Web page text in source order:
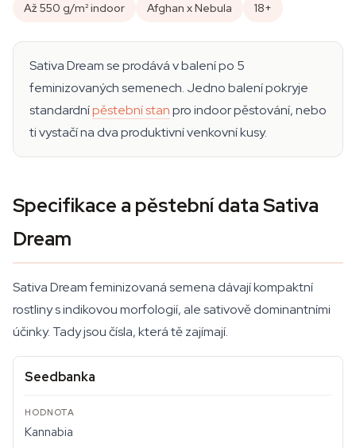
Až 550 g/m² indoor
Afghan x Nebula 18+
Sativa Dream se prodává v balení po 5
feminizovaných semenech. Jedno balení pokryje
standardnípěstební stanpro indoor pěstování, nebo
ti vystačí na dva produktivní venkovní kusy.
Specifikace a pěstební data Sativa
Dream
Sativa Dream feminizovaná semena dávají kompaktní
rostliny s indikovou morfologií, ale sativově dominantními
účinky. Tady jsou čísla, která tě zajímají.
Seedbanka
Kannabia